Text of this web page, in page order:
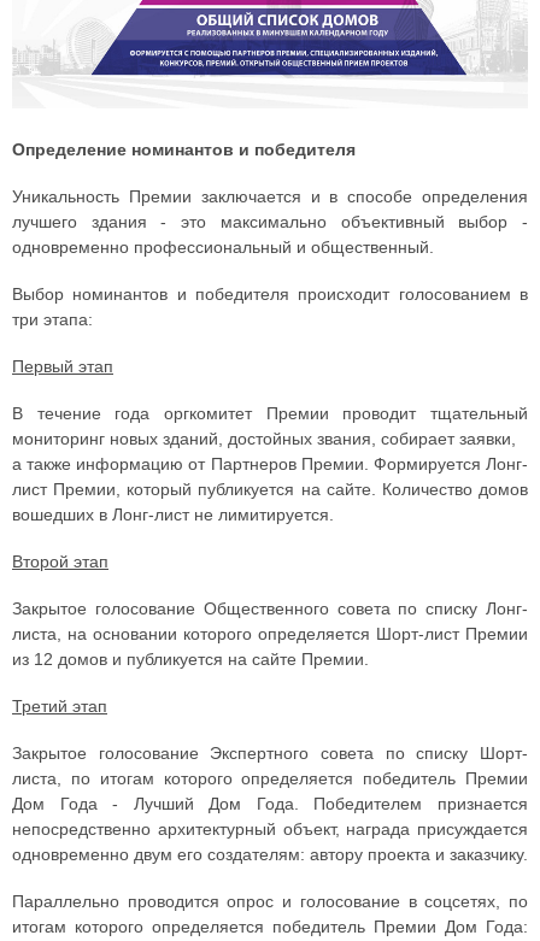
Определение номинантов и победителя
Уникальность Премии заключается и в способе определения
лучшего здания - это максимально объективный выбор -
одновременно профессиональный и общественный.
Выбор номинантов и победителя происходит голосованием в
три этапа:
Первый этап
В течение года оргкомитет Премии проводит тщательный
мониторинг новых зданий, достойных звания, собирает заявки,
а также информацию от Партнеров Премии. Формируется Лонг-
лист Премии, который публикуется на сайте. Количество домов
вошедших в Лонг-лист не лимитируется.
Второй этап
Закрытое голосование Общественного совета по списку Лонг-
листа, на основании которого определяется Шорт-лист Премии
из 12 домов и публикуется на сайте Премии.
Третий этап
Закрытое голосование Экспертного совета по списку Шорт-
листа, по итогам которого определяется победитель Премии
Дом Года - Лучший Дом Года. Победителем признается
непосредственно архитектурный объект, награда присуждается
одновременно двум его создателям: автору проекта и заказчику.
Параллельно проводится опрос и голосование в соцсетях, по
итогам которого определяется победитель Премии Дом Года: